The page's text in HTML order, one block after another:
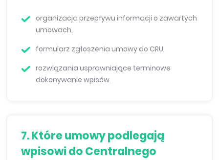
organizacja przepływu informacji o zawartych
umowach,
formularz zgłoszenia umowy do CRU,
rozwiązania usprawniające terminowe
dokonywanie wpisów.
7. Które umowy podlegają
wpisowi do Centralnego